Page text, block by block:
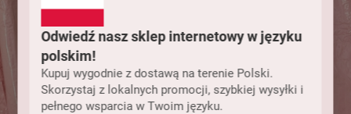
Odwiedź nasz sklep internetowy w języku
polskim!
Kupuj wygodnie z dostawą na terenie Polski.
Skorzystaj z lokalnych promocji, szybkiej wysyłki i
pełnego wsparcia w Twoim języku.